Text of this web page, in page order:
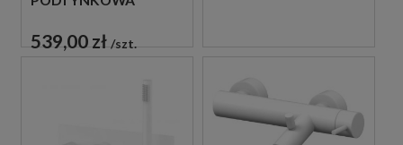
BIAŁA
539,00 zł szt.